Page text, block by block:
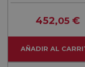
12 Servicios
452,05 €
AÑADIR AL